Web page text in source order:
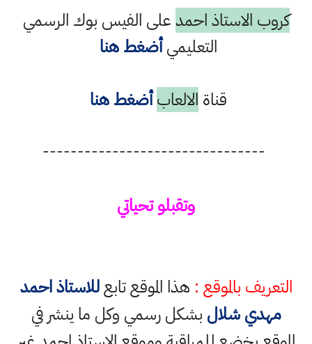
كروب الاستاذ احمدعلى الفيس بوك الرسمي
التعليميأضغط هنا
قناة الالعاب أضغط هنا
--------------------------------
وتقبلو تحياتي
التعريف بالموقع : هذا الموقع تابعللاستاذ احمد
مهدي شلال بشكل رسمي وكل ما ينشر في